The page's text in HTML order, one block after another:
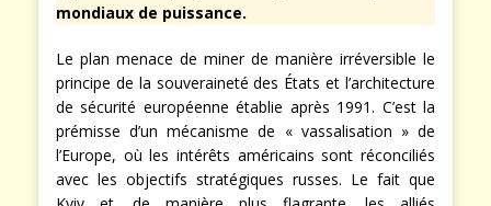
mondiaux de puissance.
Le plan menace de miner de manière irréversible le
principe de la souveraineté des États et l’architecture
de sécurité européenne établie après 1991. C’est la
prémisse d’un mécanisme de « vassalisation » de
l’Europe, où les intérêts américains sont réconciliés
avec les objectifs stratégiques russes. Le fait que